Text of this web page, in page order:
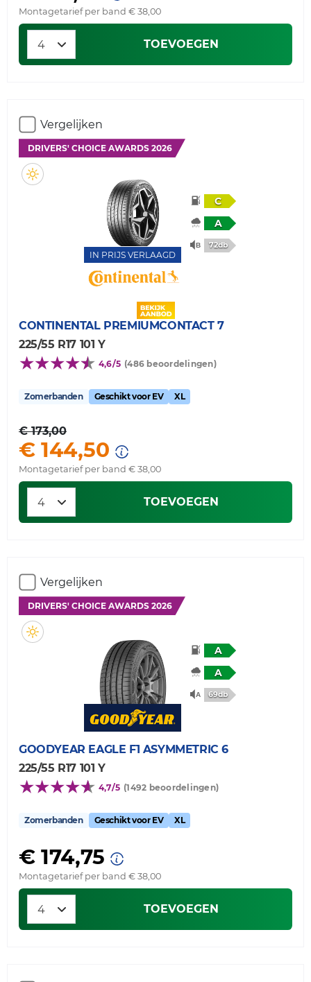
Montagetarief per band € 38,00
TOEVOEGEN
Vergelijken
DRIVERS' CHOICE AWARDS 2026
IN PRIJS VERLAAGD
C
A
72db
CONTINENTAL PREMIUMCONTACT 7
225/55 R17 101 Y
4,6/5 (486 beoordelingen)
Zomerbanden Geschikt voor EV XL
€ 173,00
€ 144,50
Montagetarief per band € 38,00
TOEVOEGEN
Vergelijken
DRIVERS' CHOICE AWARDS 2026
A
A
69db
GOODYEAR EAGLE F1 ASYMMETRIC 6
225/55 R17 101 Y
4,7/5 (1492 beoordelingen)
Zomerbanden Geschikt voor EV XL
€ 174,75
Montagetarief per band € 38,00
TOEVOEGEN